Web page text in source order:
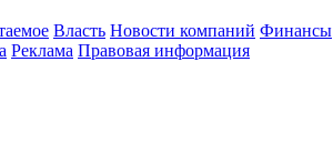
Власть Новости компаний Финансы
Реклама Правовая информация